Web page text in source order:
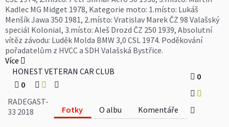
Kadlec MG Midget 1978, Kategorie moto: 1.místo: Lukáš
Menšík Jawa 350 1981, 2.místo: Vratislav Marek ČZ 98 Valašský
speciál Kolonial, 3.místo: Aleš Drozd ČZ 250 1939, Absolutní
vítěz závodu: Luděk Molda BMW 3,0 CSL 1974. Poděkování
pořadatelům z HVCC a SDH Valašská Bystřice.
Více
HONEST VETERAN CAR CLUB
0
RADEGAST-
33 2018
Fotky O albu Komentáře
0